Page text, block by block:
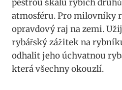
pestrou škálu rybích
atmosféru. Pro milovníky
opravdový raj na zemi.
rybářský zážitek na
odhalit jeho úchvatnou
která všechny okouzlí.